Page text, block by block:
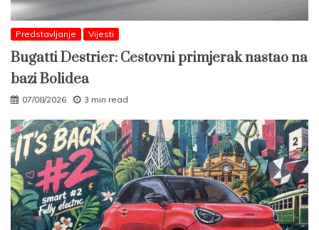
Predstavljanje Vijesti
Bugatti Destrier: Cestovni primjerak nastao na
bazi Bolidea
07/08/2026 3 min read